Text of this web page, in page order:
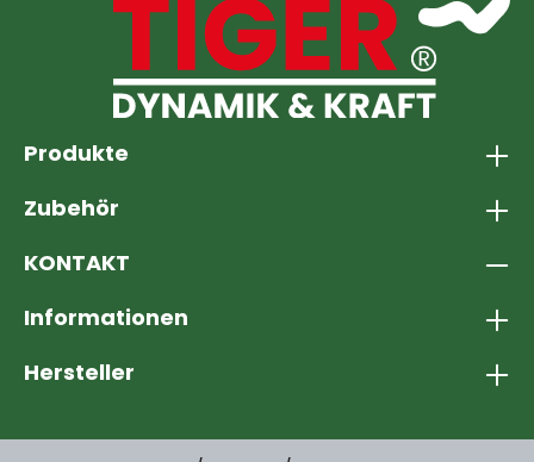
Produkte
Zubehör
KONTAKT
Informationen
Hersteller